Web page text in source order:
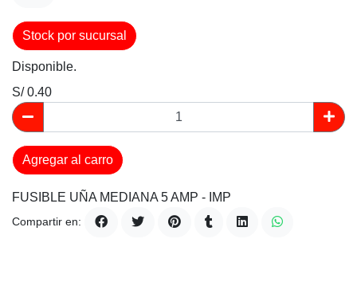
Stock por sucursal
Disponible.
S/ 0.40
Agregar al carro
FUSIBLE UÑA MEDIANA 5 AMP - IMP
Compartir en: